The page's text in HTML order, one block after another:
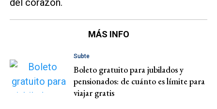
del corazón.
MÁS INFO
Subte
Boleto gratuito para jubilados y
pensionados: de cuánto es límite para
viajar gratis